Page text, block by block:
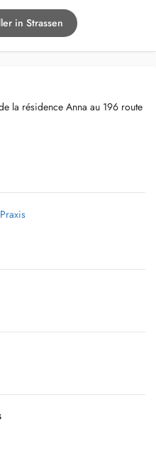
in Strassen
la résidence Anna au 196 route
802, 811, 812, 822)
domaines :